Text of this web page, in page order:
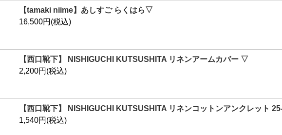
【tamaki niime】あしすご らくはら▽
16,500円(税込)
【西口靴下】 NISHIGUCHI KUTSUSHITA リネンアームカバー ▽
2,200円(税込)
【西口靴下】 NISHIGUCHI KUTSUSHITA リネンコットンアンクレット
1,540円(税込)